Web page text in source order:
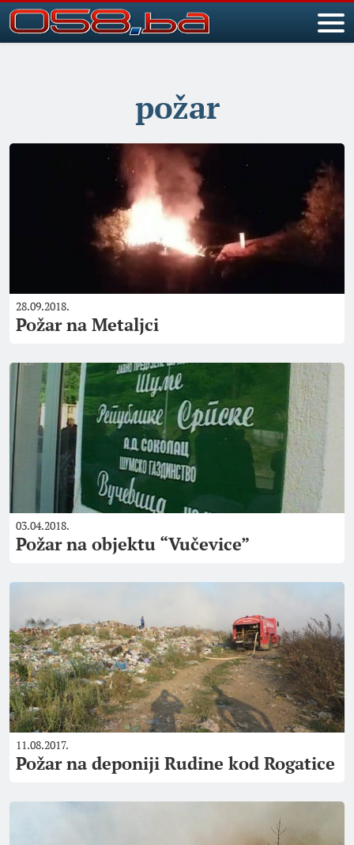
požar
28.09.2018.
Požar na Metaljci
03.04.2018.
Požar na objektu “Vučevice”
11.08.2017.
Požar na deponiji Rudine kod Rogatice